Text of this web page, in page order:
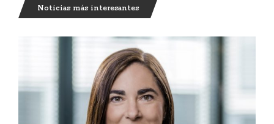
Noticias más interesantes